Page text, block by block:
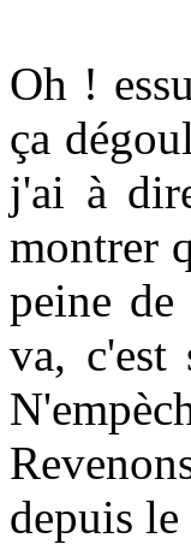
Oh !
ça
j'ai à
montrer
peine
va, c'est
depuis